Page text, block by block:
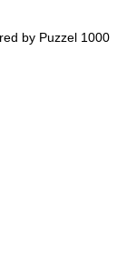
by Puzzel 1000